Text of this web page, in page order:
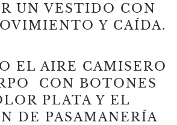
UN VESTIDO CON
Y CAÍDA.
EL AIRE CAMISERO
CON BOTONES
PLATA Y EL
DE PASAMANERÍA